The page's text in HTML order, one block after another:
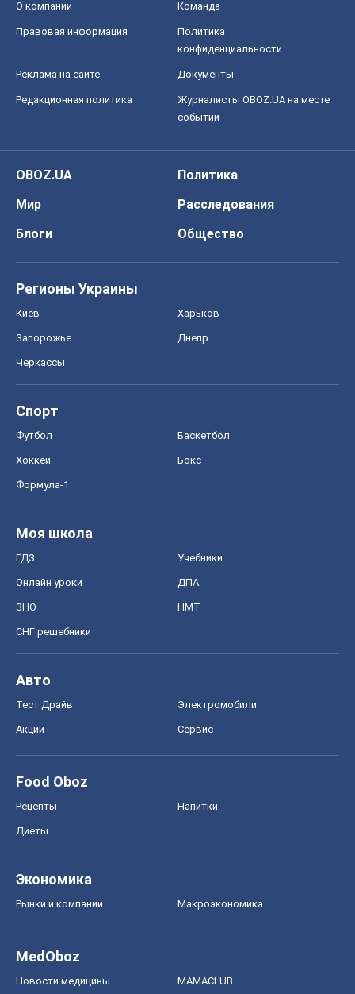
О компании Команда
Правовая информация
Политика
конфиденциальности
Реклама на сайте Документы
Редакционная политика
Журналисты OBOZ.UA на месте
событий
OBOZ.UA
Политика
Мир
Расследования
Блоги
Общество
Регионы Украины
Киев Харьков
Запорожье Днепр
Черкассы
Спорт
Футбол Баскетбол
Хоккей Бокс
Формула-1
Моя школа
ГДЗ Учебники
Онлайн уроки ДПА
ЗНО НМТ
СНГ решебники
Авто
Тест Драйв Электромобили
Акции Сервис
Food Oboz
Рецепты Напитки
Диеты
Экономика
Рынки и компании Mакроэкономика
MedOboz
Новости медицины MAMACLUB